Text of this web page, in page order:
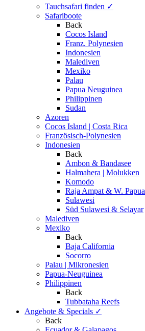
Tauchsafari finden ✓
Safariboote
Back
Cocos Island
Franz. Polynesien
Indonesien
Malediven
Mexiko
Palau
Papua Neuguinea
Philippinen
Sudan
Azoren
Cocos Island | Costa Rica
Französisch-Polynesien
Indonesien
Back
Ambon & Bandasee
Halmahera | Molukken
Komodo
Raja Ampat & W. Papua
Sulawesi
Süd Sulawesi & Selayar
Malediven
Mexiko
Back
Baja California
Socorro
Palau | Mikronesien
Papua-Neuguinea
Philippinen
Back
Tubbataha Reefs
Angebote & Specials ✓
Back